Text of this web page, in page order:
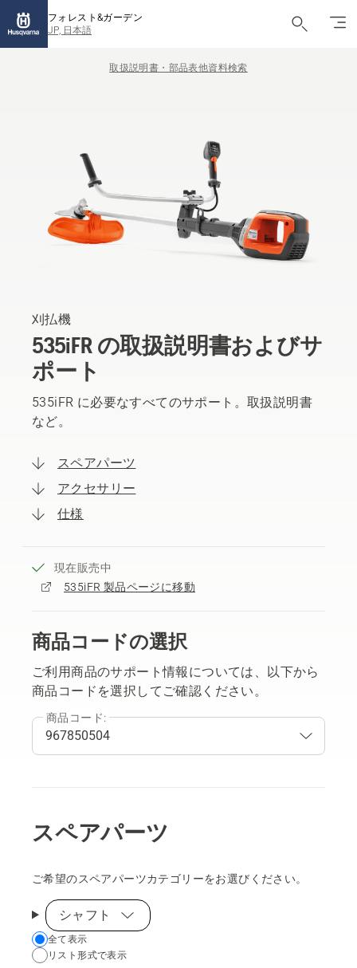
フォレスト&ガーデン
JP, 日本語
取扱説明書・部品表他資料検索
刈払機
535iFR の取扱説明書およびサ
ポート
535iFR に必要なすべてのサポート。取扱説明書
など。
スペアパーツ
アクセサリー
仕様
現在販売中
535iFR 製品ページに移動
商品コードの選択
ご利用商品のサポート情報については、以下から
商品コードを選択してご確認ください。
商品コード:
スペアパーツ
ご希望のスペアパーツカテゴリーをお選びください。
シャフト
Choose
your
全て表示
リスト形式で表示